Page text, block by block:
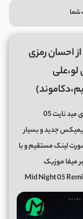
شما
دانلود ریمیکس مید نایت 05 از احسان رمزی
نایت 05
جدید و بسیار
رمزی به نام “مید نایت 05 ” بصورت لینک مستقیم و با
Mid Night 05